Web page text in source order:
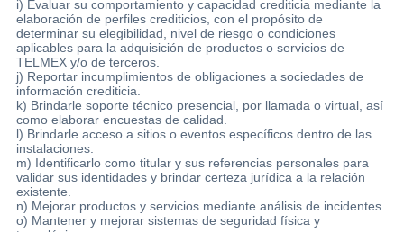
i) Evaluar su comportamiento y capacidad crediticia mediante la
elaboración de perfiles crediticios, con el propósito de
determinar su elegibilidad, nivel de riesgo o condiciones
aplicables para la adquisición de productos o servicios de
TELMEX y/o de terceros.
j) Reportar incumplimientos de obligaciones a sociedades de
información crediticia.
k) Brindarle soporte técnico presencial, por llamada o virtual, así
como elaborar encuestas de calidad.
l) Brindarle acceso a sitios o eventos específicos dentro de las
instalaciones.
m) Identificarlo como titular y sus referencias personales para
validar sus identidades y brindar certeza jurídica a la relación
existente.
n) Mejorar productos y servicios mediante análisis de incidentes.
o) Mantener y mejorar sistemas de seguridad física y